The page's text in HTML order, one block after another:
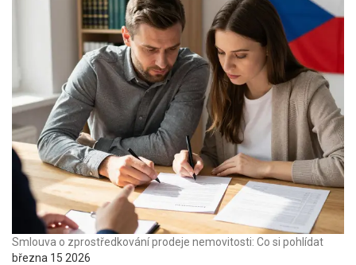
Smlouva o zprostředkování prodeje nemovitosti: Co si pohlídat
března 15 2026